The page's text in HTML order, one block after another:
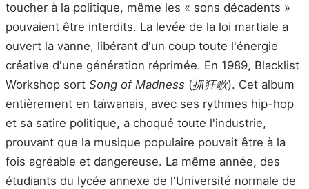
toucher à la politique, même les « sons décadents »
pouvaient être interdits. La levée de la loi martiale a
ouvert la vanne, libérant d'un coup toute l'énergie
créative d'une génération réprimée. En 1989, Blacklist
Workshop sort Song of Madness (抓狂歌). Cet album
entièrement en taïwanais, avec ses rythmes hip-hop
et sa satire politique, a choqué toute l'industrie,
prouvant que la musique populaire pouvait être à la
fois agréable et dangereuse. La même année, des
étudiants du lycée annexe de l'Université normale de